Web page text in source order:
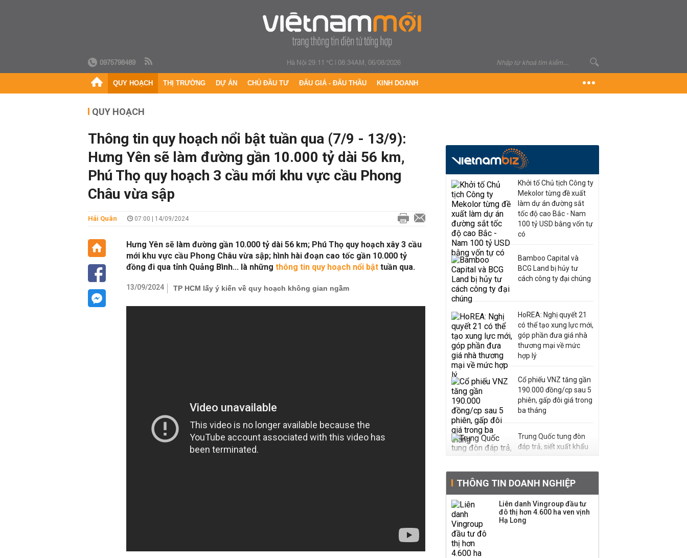
0975798489 Hà Nội 29.11 °C|08:34AM, 06/08/2026
QUY HOẠCH THỊ TRƯỜNG DỰ ÁN CHỦ ĐẦU TƯ ĐẤU GIÁ - ĐẤU THẦU KINH DOANH
QUY HOẠCH
Thông tin quy hoạch nổi bật tuần qua (7/9 - 13/9):
Hưng Yên sẽ làm đường gần 10.000 tỷ dài 56 km,
Phú Thọ quy hoạch 3 cầu mới khu vực cầu Phong
Châu vừa sập
Hải Quân 07:00 | 14/09/2024
Hưng Yên sẽ làm đường gần 10.000 tỷ dài 56 km; Phú Thọ quy hoạch xây 3 cầu
mới khu vực cầu Phong Châu vừa sập; hình hài đoạn cao tốc gần 10.000 tỷ
đồng đi qua tỉnh Quảng Bình... là những thông tin quy hoạch nổi bật tuần qua.
13/09/2024 TP HCM lấy ý kiến về quy hoạch không gian ngầm
Khởi tố Chủ tịch Công ty
Mekolor từng đề xuất
làm dự án đường sắt
tốc độ cao Bắc - Nam
100 tỷ USD bằng vốn tự
có
Bamboo Capital và
BCG Land bị hủy tư
cách công ty đại chúng
HoREA: Nghị quyết 21
có thể tạo xung lực mới,
góp phần đưa giá nhà
thương mại về mức
hợp lý
Cổ phiếu VNZ tăng gần
190.000 đồng/cp sau 5
phiên, gấp đôi giá trong
ba tháng
Trung Quốc tung đòn
đáp trả, siết xuất khẩu
drone và trừng phạt
Hoá chất Đức Giang
công bố hai ứng viên
HĐQT, cổ phiếu DGC
tăng trần
THÔNG TIN DOANH NGHIỆP
Liên danh Vingroup đầu tư
đô thị hơn 4.600 ha ven vịnh
Hạ Long